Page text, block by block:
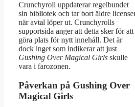
Crunchyroll uppdaterar regelbundet
sin bibliotek och tar bort äldre
när avtal löper ut. Crunchyrolls
supportsida anger att detta sker för att
göra plats för nytt innehåll. Det är
dock inget som indikerar att just
Gushing Over Magical Girls skulle
vara i farozonen.
Påverkan på Gushing Over
Magical Girls